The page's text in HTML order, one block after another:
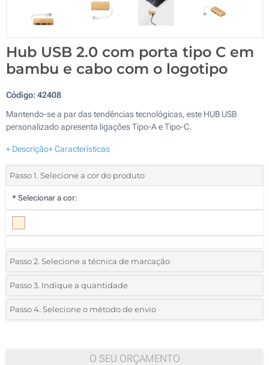
Hub USB 2.0 com porta tipo C em
bambu e cabo com o logotipo
Código:42408
Mantendo-se a par das tendências tecnológicas, este HUB USB
personalizado apresenta ligações Tipo-A e Tipo-C.
+ Descrição+ Características
Passo 1. Selecione a cor do produto
* Selecionar a cor:
Passo 2. Selecione a técnica de marcação
*Selecione o tipo de marcação e as cores do logotipo:
1 Cor (Parte superior)
Passo 3. Indique a quantidade
*Quantidade mínima:10
Passo 4. Selecione o método de envio
O SEU ORÇAMENTO